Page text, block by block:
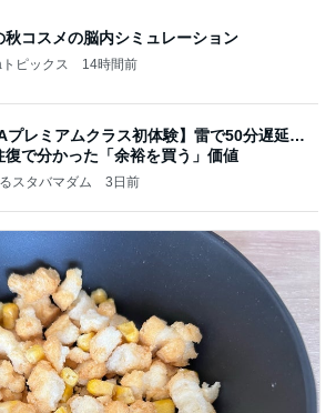
秋コスメの脳内シミュレーション
ピックス 14時間前
プレミアムクラス初体験】雷で50分遅延…
復で分かった「余裕を買う」価値
スタバマダム 3日前